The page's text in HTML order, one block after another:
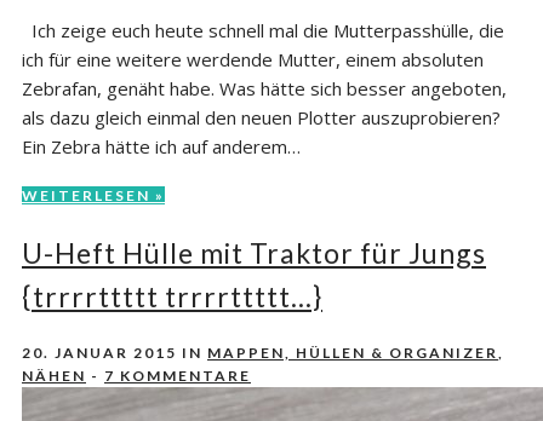
Ich zeige euch heute schnell mal die Mutterpasshülle, die
ich für eine weitere werdende Mutter, einem absoluten
Zebrafan, genäht habe. Was hätte sich besser angeboten,
als dazu gleich einmal den neuen Plotter auszuprobieren?
Ein Zebra hätte ich auf anderem…
WEITERLESEN »
U-Heft Hülle mit Traktor für Jungs
{trrrrttttt trrrrttttt…}
20. JANUAR 2015 IN MAPPEN, HÜLLEN & ORGANIZER
NÄHEN - 7 KOMMENTARE